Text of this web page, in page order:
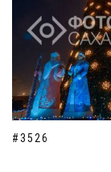
#3526